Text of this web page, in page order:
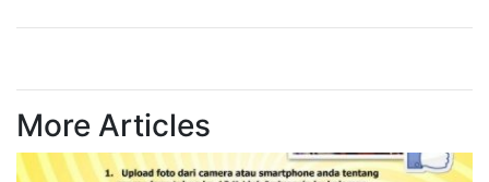
More Articles